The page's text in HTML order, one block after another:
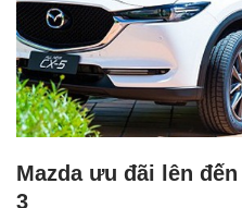
Mazda ưu đãi lên
3